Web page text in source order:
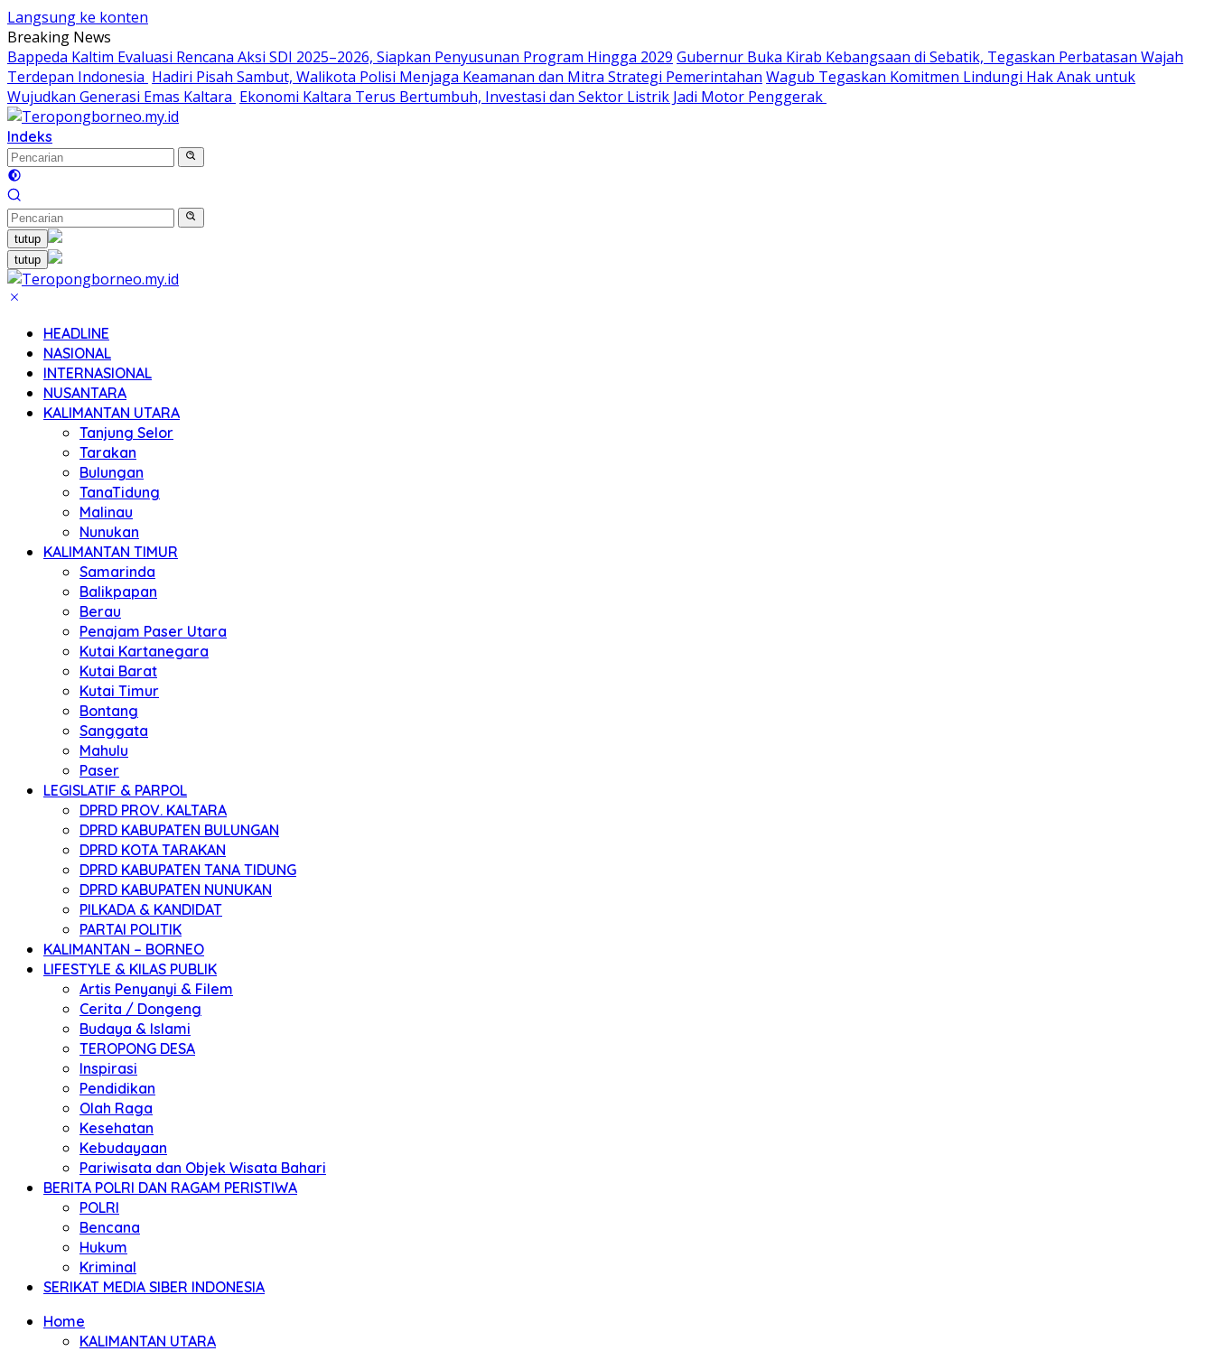
Langsung ke konten
Breaking News
Bappeda Kaltim Evaluasi Rencana Aksi SDI 2025–2026, Siapkan Penyusunan Program Hingga 2029 Gubernur Buka Kirab Kebangsaan di Sebatik, Tegaskan Perbatasan Wajah
Terdepan Indonesia Hadiri Pisah Sambut, Walikota Polisi Menjaga Keamanan dan Mitra Strategi Pemerintahan Wagub Tegaskan Komitmen Lindungi Hak Anak untuk
Wujudkan Generasi Emas Kaltara Ekonomi Kaltara Terus Bertumbuh, Investasi dan Sektor Listrik Jadi Motor Penggerak
Indeks
tutup
tutup
HEADLINE
NASIONAL
INTERNASIONAL
NUSANTARA
KALIMANTAN UTARA
Tanjung Selor
Tarakan
Bulungan
TanaTidung
Malinau
Nunukan
KALIMANTAN TIMUR
Samarinda
Balikpapan
Berau
Penajam Paser Utara
Kutai Kartanegara
Kutai Barat
Kutai Timur
Bontang
Sanggata
Mahulu
Paser
LEGISLATIF & PARPOL
DPRD PROV. KALTARA
DPRD KABUPATEN BULUNGAN
DPRD KOTA TARAKAN
DPRD KABUPATEN TANA TIDUNG
DPRD KABUPATEN NUNUKAN
PILKADA & KANDIDAT
PARTAI POLITIK
KALIMANTAN – BORNEO
LIFESTYLE & KILAS PUBLIK
Artis Penyanyi & Filem
Cerita / Dongeng
Budaya & Islami
TEROPONG DESA
Inspirasi
Pendidikan
Olah Raga
Kesehatan
Kebudayaan
Pariwisata dan Objek Wisata Bahari
BERITA POLRI DAN RAGAM PERISTIWA
POLRI
Bencana
Hukum
Kriminal
SERIKAT MEDIA SIBER INDONESIA
Home
KALIMANTAN UTARA